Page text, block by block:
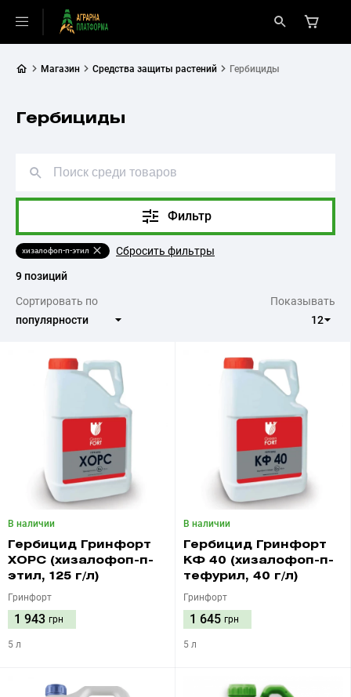
Магазин Средства защиты растений Гербициды
Гербициды
хизалофоп-п-этил Сбросить фильтры
Фильтр
9 позиций
Сортировать по
Показывать
В наличии
Гербицид Гринфорт
ХОРС (хизалофоп-п-
этил, 125 г/л)
Гринфорт
1 943 грн
5 л
В наличии
Гербицид Гринфорт
КФ 40 (хизалофоп-п-
тефурил, 40 г/л)
Гринфорт
1 645 грн
5 л